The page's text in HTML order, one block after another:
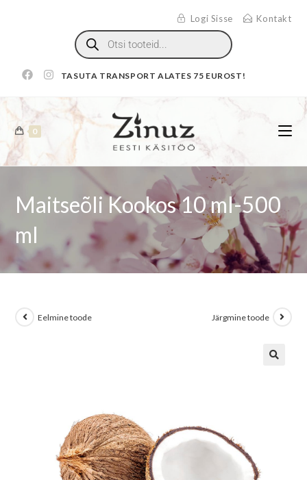
Logi Sisse Kontakt
TASUTA TRANSPORT ALATES 75 EUROST!
0
Maitseõli Kookos 10 ml-500
ml
Eelmine toode Järgmine toode